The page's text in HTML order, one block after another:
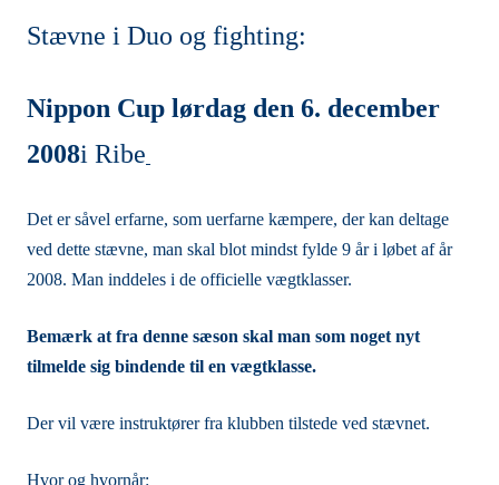
Stævne i Duo og fighting:
Nippon Cup lørdag den 6. december
2008i Ribe
Det er såvel erfarne, som uerfarne kæmpere, der kan deltage
ved dette stævne, man skal blot mindst fylde 9 år i løbet af år
2008. Man inddeles i de officielle vægtklasser.
Bemærk at fra denne sæson skal man som noget nyt
tilmelde sig bindende til en vægtklasse.
Der vil være instruktører fra klubben tilstede ved stævnet.
Hvor og hvornår: